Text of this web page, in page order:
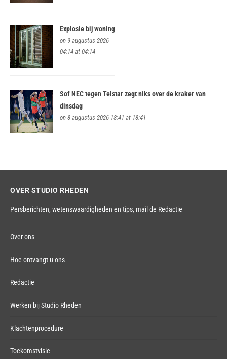
Explosie bij woning
on 9 augustus 2026
04:14 at 04:14
Sof NEC tegen Telstar zegt niks over de kraker van
dinsdag
on 8 augustus 2026 18:41 at 18:41
OVER STUDIO RHEDEN
Persberichten, wetenswaardigheden en tips, mail de Redactie
Over ons
Hoe ontvangt u ons
Redactie
Werken bij Studio Rheden
Klachtenprocedure
Toekomstvisie